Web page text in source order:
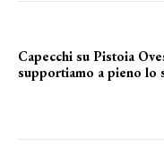
Capecchi su Pistoia
supportiamo a pieno lo